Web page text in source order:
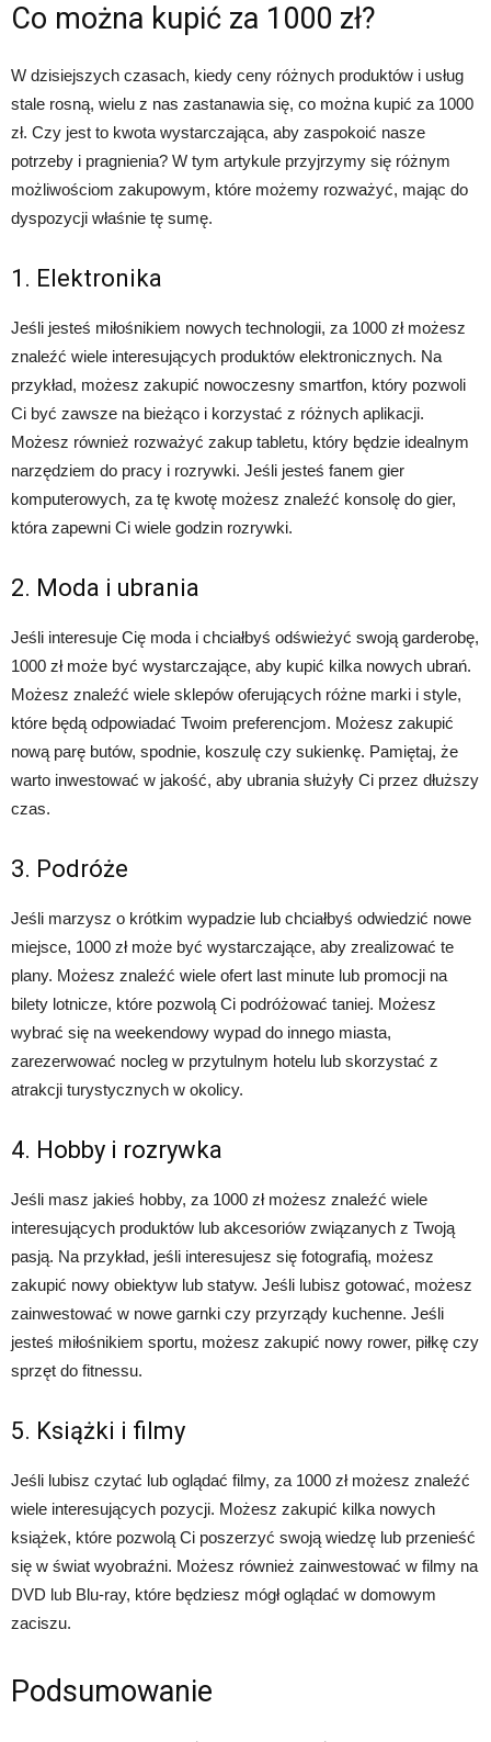
Co można kupić za 1000 zł?
W dzisiejszych czasach, kiedy ceny różnych produktów i usług
stale rosną, wielu z nas zastanawia się, co można kupić za 1000
zł. Czy jest to kwota wystarczająca, aby zaspokoić nasze
potrzeby i pragnienia? W tym artykule przyjrzymy się różnym
możliwościom zakupowym, które możemy rozważyć, mając do
dyspozycji właśnie tę sumę.
1. Elektronika
Jeśli jesteś miłośnikiem nowych technologii, za 1000 zł możesz
znaleźć wiele interesujących produktów elektronicznych. Na
przykład, możesz zakupić nowoczesny smartfon, który pozwoli
Ci być zawsze na bieżąco i korzystać z różnych aplikacji.
Możesz również rozważyć zakup tabletu, który będzie idealnym
narzędziem do pracy i rozrywki. Jeśli jesteś fanem gier
komputerowych, za tę kwotę możesz znaleźć konsolę do gier,
która zapewni Ci wiele godzin rozrywki.
2. Moda i ubrania
Jeśli interesuje Cię moda i chciałbyś odświeżyć swoją garderobę,
1000 zł może być wystarczające, aby kupić kilka nowych ubrań.
Możesz znaleźć wiele sklepów oferujących różne marki i style,
które będą odpowiadać Twoim preferencjom. Możesz zakupić
nową parę butów, spodnie, koszulę czy sukienkę. Pamiętaj, że
warto inwestować w jakość, aby ubrania służyły Ci przez dłuższy
czas.
3. Podróże
Jeśli marzysz o krótkim wypadzie lub chciałbyś odwiedzić nowe
miejsce, 1000 zł może być wystarczające, aby zrealizować te
plany. Możesz znaleźć wiele ofert last minute lub promocji na
bilety lotnicze, które pozwolą Ci podróżować taniej. Możesz
wybrać się na weekendowy wypad do innego miasta,
zarezerwować nocleg w przytulnym hotelu lub skorzystać z
atrakcji turystycznych w okolicy.
4. Hobby i rozrywka
Jeśli masz jakieś hobby, za 1000 zł możesz znaleźć wiele
interesujących produktów lub akcesoriów związanych z Twoją
pasją. Na przykład, jeśli interesujesz się fotografią, możesz
zakupić nowy obiektyw lub statyw. Jeśli lubisz gotować, możesz
zainwestować w nowe garnki czy przyrządy kuchenne. Jeśli
jesteś miłośnikiem sportu, możesz zakupić nowy rower, piłkę czy
sprzęt do fitnessu.
5. Książki i filmy
Jeśli lubisz czytać lub oglądać filmy, za 1000 zł możesz znaleźć
wiele interesujących pozycji. Możesz zakupić kilka nowych
książek, które pozwolą Ci poszerzyć swoją wiedzę lub przenieść
się w świat wyobraźni. Możesz również zainwestować w filmy na
DVD lub Blu-ray, które będziesz mógł oglądać w domowym
zaciszu.
Podsumowanie